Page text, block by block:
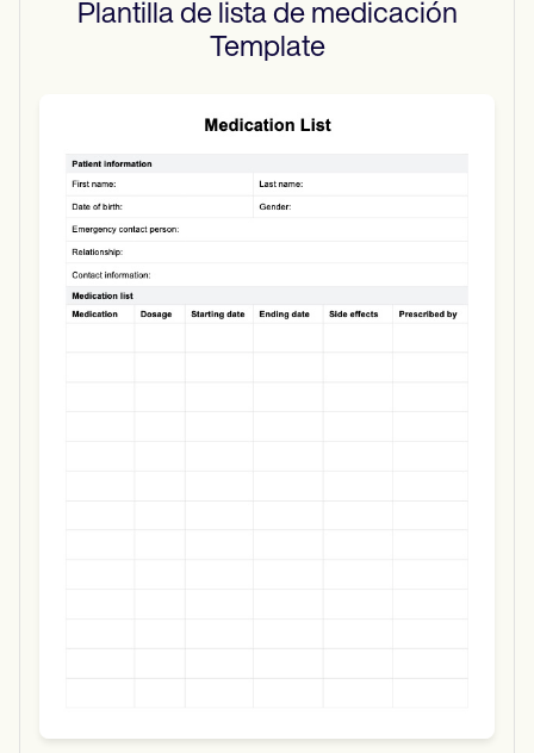
Plantilla de lista de medicación
Template